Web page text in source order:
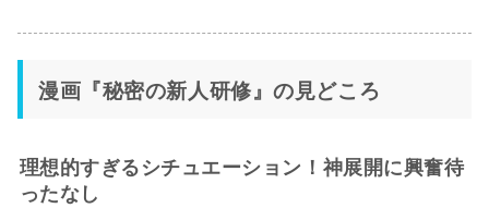
漫画『秘密の新人研修』の見どころ
理想的すぎるシチュエーション！神展開に興奮待
ったなし